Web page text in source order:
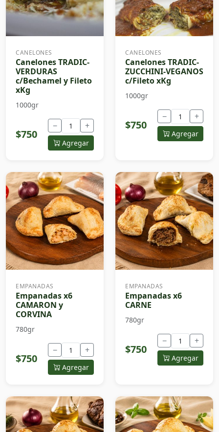
CANELONES
Canelones TRADIC-
VERDURAS
c/Bechamel y Fileto
xKg
1000gr
$750
− +
Agregar
CANELONES
Canelones TRADIC-
ZUCCHINI-VEGANOS
c/Fileto xKg
1000gr
$750
− +
Agregar
EMPANADAS
Empanadas x6
CAMARON y
CORVINA
780gr
$750
− +
Agregar
EMPANADAS
Empanadas x6
CARNE
780gr
$750
− +
Agregar